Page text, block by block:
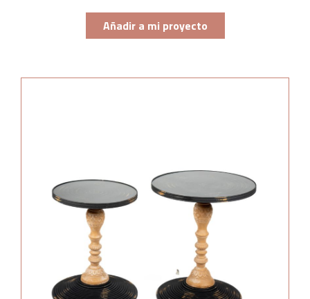
Añadir a mi proyecto